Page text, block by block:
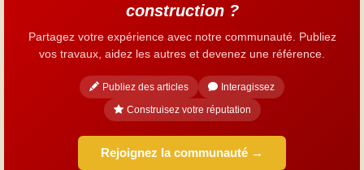
construction ?
Partagez votre expérience avec notre communauté. Publiez
vos travaux, aidez les autres et devenez une référence.
Publiez des articles
Interagissez
Construisez votre réputation
Rejoignez la communauté →